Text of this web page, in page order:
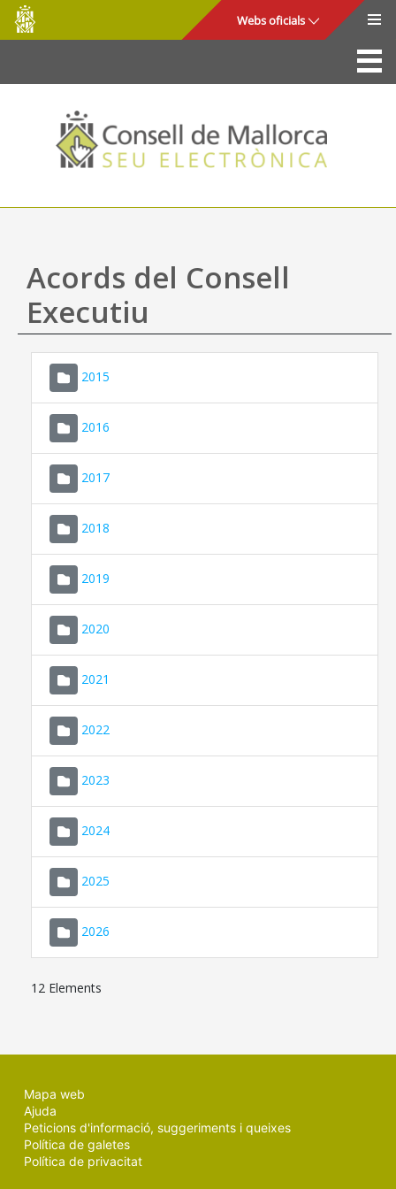
Salta al contingut principal
Consell
de
Mallorca
Webs oficials
La Seu
Consell de Mallorca
Accés i seguretat
Utilitats
Ajuda
Acords del Consell
Executiu
2015
2016
2017
2018
2019
2020
2021
2022
2023
2024
2025
2026
12 Elements
Mapa web
Ajuda
Peticions d'informació, suggeriments i queixes
Política de galetes
Política de privacitat